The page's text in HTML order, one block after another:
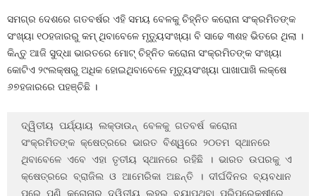
ସମଗ୍ର ଦେଶରେ ଗତବର୍ଷର ଏହି ସମୟ ବେଳକୁ ଚିହ୍ନିତ କରୋନା ସଂକ୍ରମିତଙ୍କ
ସଂଖ୍ୟା ୧୦ହଜାରରୁ କମ୍‍ ଥିବାବେଳେ ମୃତ୍ୟୁସଂଖ୍ୟା ବି ସାଢେ ୩ଶହ ଭିତରେ ଥିଲା ।
କିନ୍ତୁ ଆଜି ସୁଦ୍ଧା ଭାରତରେ ମୋଟ୍‍ ଚିହ୍ନିତ କରୋନା ସଂକ୍ରମିତଙ୍କ ସଂଖ୍ୟା
କୋଟିଏ ୨୯ଲକ୍ଷରୁ ଅଧିକ ହୋଇଥିବାବେଳେ ମୃତ୍ୟୁସଂଖ୍ୟା ପାଖାପାଖି ଲକ୍ଷେ
୬୭ହଜାରରେ ପହଞ୍ଚିଛି ।
ଦ୍ୱିତୀୟ ପର୍ଯ୍ୟାୟ ଲକ୍‍ଡାଉନ୍‍ ବେଳକୁ ଗତବର୍ଷ କରୋନା
ସଂକ୍ରମିତଙ୍କ କ୍ଷେତ୍ରରେ ଭାରତ ବିଶ୍ୱରେ ୨୦ତମ ସ୍ଥାନରେ
ଥିବାବେଳେ ଏବେ ଏହା ତୃତୀୟ ସ୍ଥାନରେ ରହିଛି । ଭାରତ ଉପରକୁ ଏ
କ୍ଷେତ୍ରରେ ବ୍ରାଜିଲ ଓ ଆମେରିକା ଅଛନ୍ତି । ଦୀର୍ଘଦିନର ବ୍ୟବଧାନ
ପରେ ପୁଣି କରୋନାର ଦ୍ୱିତୀୟ ଲହର ବ୍ୟାପୁଥିବା ପରିପ୍ରେକ୍ଷୀରେ